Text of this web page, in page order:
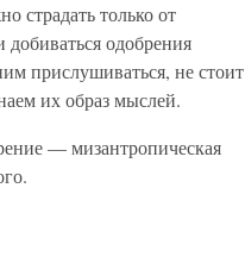
страдать только от
одобрения
прислушиваться, не стоит
их образ мыслей.
— мизантропическая